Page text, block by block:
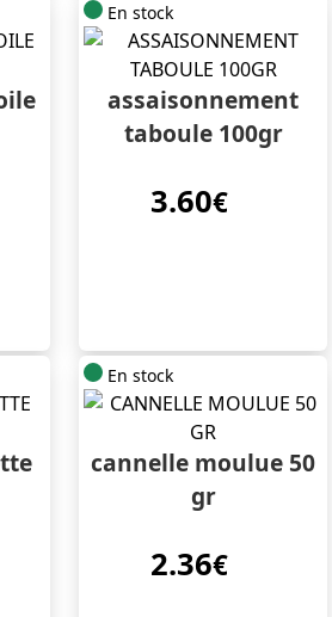
En stock
assaisonnement
taboule 100gr
3.60€
En stock
cannelle moulue 50
gr
2.36€